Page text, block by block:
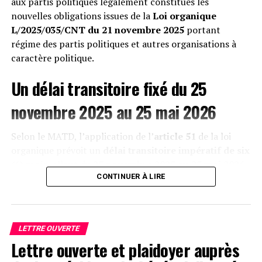
confirment une hausse exponentielle des occlusions
intestinales mortelles, décimant une économie pastorale
déjà fragile. »
nouvelles obligations issues de laLoi organique
L/2025/035/CNT du 21 novembre 2025portant
régime des partis politiques et autres organisations à
caractère politique.
Un délai transitoire fixé du 25
novembre 2025 au 25 mai 2026
Selon le MATD, l’application de l’article 51 de la loi
(6) mois, allant du25 novembre 2025 au 25 mai 2026
afin de permettre aux formations politiques de se
nouvelles exigences légales.
Le ministère précise qu’à l’expiration de ce délai, tout
parti n’ayant pas satisfait aux obligations prévues par la
CONTINUER À LIRE
LETTRE OUVERTE
Lettre ouverte et plaidoyer auprès